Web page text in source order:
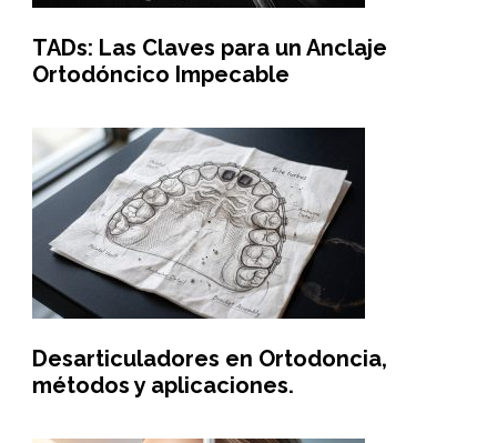
TADs: Las Claves para un Anclaje
Ortodóncico Impecable
Desarticuladores en Ortodoncia,
métodos y aplicaciones.